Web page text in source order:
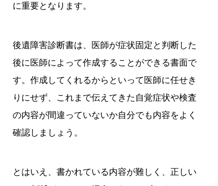
に重要となります。
後遺障害診断書は、医師が症状固定と判断した
後に医師によって作成することができる書面で
す。作成してくれるからといって医師に任せき
りにせず、これまで伝えてきた自覚症状や検査
の内容が間違っていないか自分でも内容をよく
確認しましょう。
とはいえ、書かれている内容が難しく、正しい